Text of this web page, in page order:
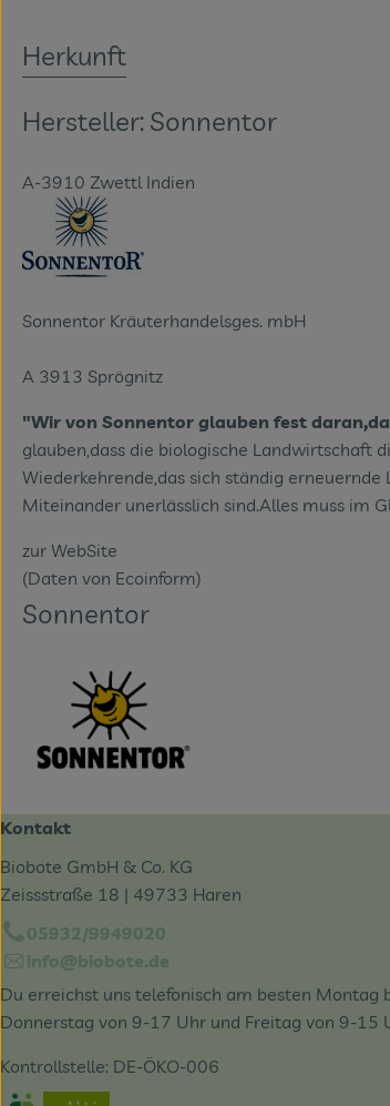
Herkunft
Hersteller: Sonnentor
A-3910 Zwettl Indien
Sonnentor Kräuterhandelsges. mbH
A 3913 Sprögnitz
"Wir von Sonnentor glauben fest
glauben,dass die biologische Landwirtschaft
Wiederkehrende,das sich ständig
Miteinander unerlässlich sind.Alles muss im
zur WebSite
(Daten von Ecoinform)
Sonnentor
Kontakt
Biobote GmbH & Co. KG
Zeissstraße 18 | 49733 Haren
05932/9949020
info@biobote.de
Du erreichst uns telefonisch am besten Montag
Donnerstag von 9-17 Uhr und Freitag von 9-15
Kontrollstelle: DE-ÖKO-006